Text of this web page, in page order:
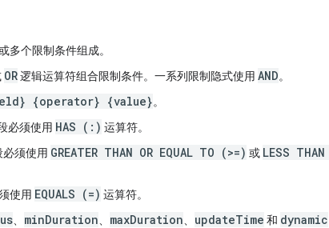
多个限制条件组成。
OR逻辑运算符组合限制条件。一系列限制隐式使用 AND。
{operator} {value}。
必须使用 HAS (:) 运算符。
必须使用 GREATER THAN OR EQUAL TO (>=) 或 LESS THAN
使用 EQUALS (=) 运算符。
minDuration maxDuration updateTime 和 dynamic